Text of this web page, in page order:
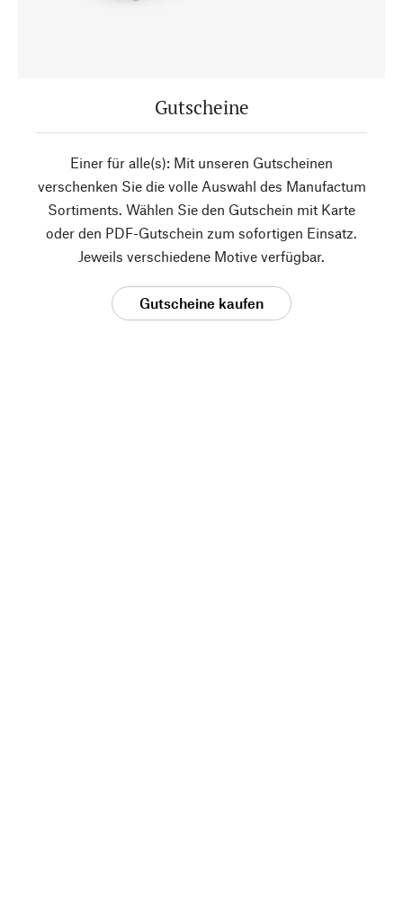
Gutscheine
Einer für alle(s): Mit unseren Gutscheinen
verschenken Sie die volle Auswahl des Manufactum
Sortiments. Wählen Sie den Gutschein mit Karte
oder den PDF-Gutschein zum sofortigen Einsatz.
Jeweils verschiedene Motive verfügbar.
Gutscheine kaufen